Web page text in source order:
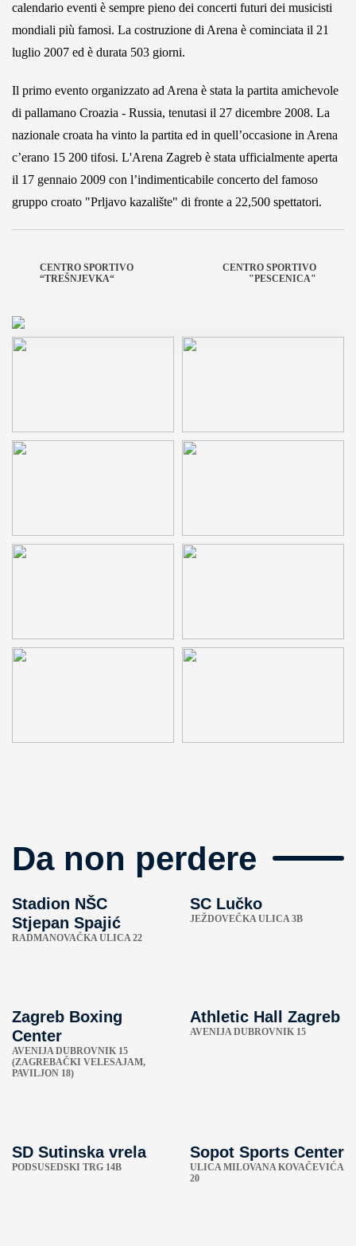
calendario eventi è sempre pieno dei concerti futuri dei musicisti
mondiali più famosi. La costruzione di Arena è cominciata il 21
luglio 2007 ed è durata 503 giorni.
Il primo evento organizzato ad Arena è stata la partita amichevole
di pallamano Croazia - Russia, tenutasi il 27 dicembre 2008. La
nazionale croata ha vinto la partita ed in quell’occasione in Arena
c’erano 15 200 tifosi. L'Arena Zagreb è stata ufficialmente aperta
il 17 gennaio 2009 con l’indimenticabile concerto del famoso
gruppo croato "Prljavo kazalište" di fronte a 22,500 spettatori.
CENTRO SPORTIVO
“TREŠNJEVKA“
CENTRO SPORTIVO
"PESCENICA"
Da non perdere
Stadion NŠC
Stjepan Spajić
RADMANOVAČKA ULICA 22
SC Lučko
JEŽDOVEČKA ULICA 3B
Zagreb Boxing
Center
AVENIJA DUBROVNIK 15
(ZAGREBAČKI VELESAJAM,
PAVILJON 18)
Athletic Hall Zagreb
AVENIJA DUBROVNIK 15
SD Sutinska vrela
PODSUSEDSKI TRG 14B
Sopot Sports Center
ULICA MILOVANA KOVAČEVIĆA
20